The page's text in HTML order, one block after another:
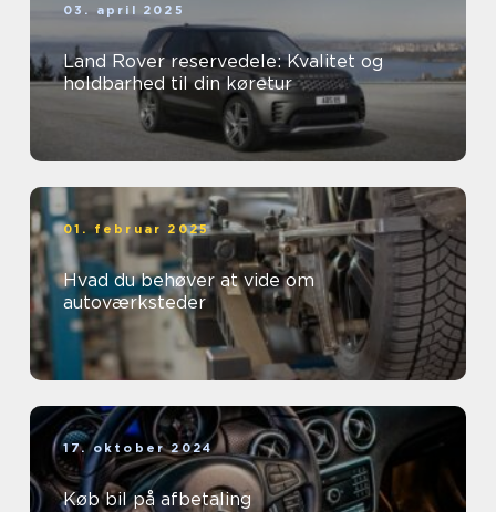
03. april 2025
Land Rover reservedele: Kvalitet og
holdbarhed til din køretur
01. februar 2025
Hvad du behøver at vide om
autoværksteder
17. oktober 2024
Køb bil på afbetaling